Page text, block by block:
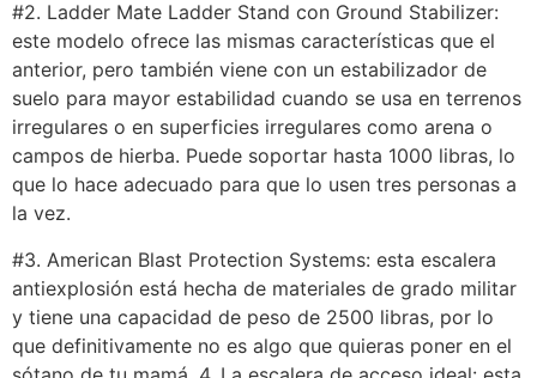
#2. Ladder Mate Ladder Stand con Ground Stabilizer:
este modelo ofrece las mismas características que el
anterior, pero también viene con un estabilizador de
suelo para mayor estabilidad cuando se usa en terrenos
irregulares o en superficies irregulares como arena o
campos de hierba. Puede soportar hasta 1000 libras, lo
que lo hace adecuado para que lo usen tres personas a
la vez.
#3. American Blast Protection Systems: esta escalera
antiexplosión está hecha de materiales de grado militar
y tiene una capacidad de peso de 2500 libras, por lo
que definitivamente no es algo que quieras poner en el